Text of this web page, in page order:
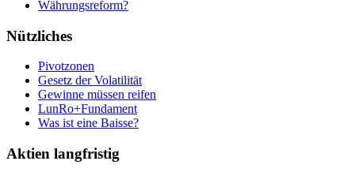
Währungsreform?
Nützliches
Pivotzonen
Gesetz der Volatilität
Gewinne müssen reifen
LunRo+Fundament
Was ist eine Baisse?
Aktien langfristig